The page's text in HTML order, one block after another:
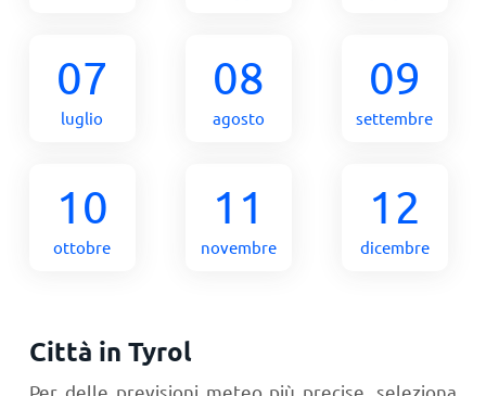
07
luglio
08
agosto
09
settembre
10
ottobre
11
novembre
12
dicembre
Città in Tyrol
Per delle previsioni meteo più precise, seleziona